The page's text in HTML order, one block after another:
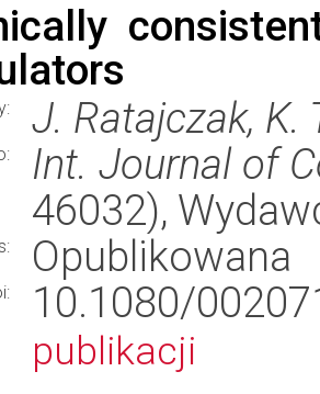
J. Ratajczak, K.
Int. Journal of
46032),
Opublikowana
10.1080/
publikacji